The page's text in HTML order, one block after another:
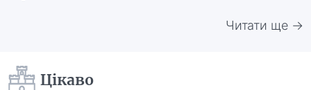
Читати ще →
Цікаво